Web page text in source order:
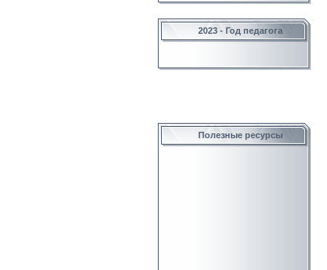
2023 - Год педагога
Полезные ресурсы